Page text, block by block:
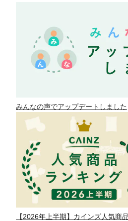
みんなの声でアップデートしました
【2026年上半期】カインズ人気商